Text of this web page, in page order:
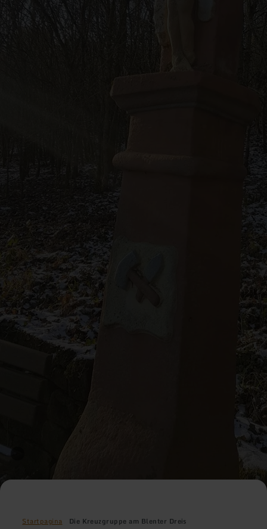
Startpagina Die Kreuzgruppe am Blenter Dreis